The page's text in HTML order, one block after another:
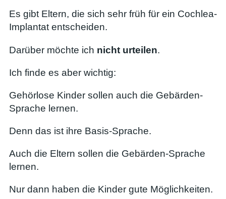
Es gibt Eltern, die sich sehr früh für ein Cochlea-
Implantat entscheiden.
Darüber möchte ich nicht urteilen.
Ich finde es aber wichtig:
Gehörlose Kinder sollen auch die Gebärden-
Sprache lernen.
Denn das ist ihre Basis-Sprache.
Auch die Eltern sollen die Gebärden-Sprache
lernen.
Nur dann haben die Kinder gute Möglichkeiten.